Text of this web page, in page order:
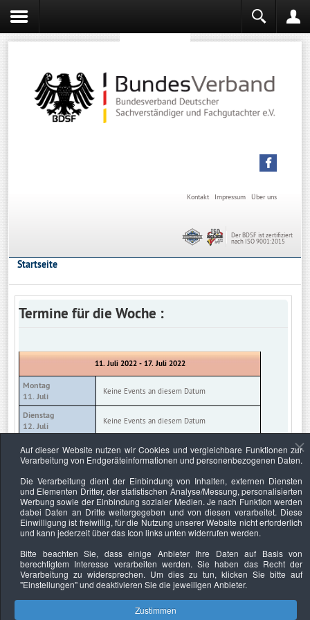
Über uns
Impressum
Kontakt
Der BDSF ist zertifiziert
nach ISO 9001:2015
Startseite
Termine für die Woche :
11. Juli 2022 - 17. Juli 2022
Montag
11. Juli
Keine Events an diesem Datum
Dienstag
12. Juli
Keine Events an diesem Datum
Mittwoch
13. Juli
Keine Events an diesem Datum
14. Juli
Keine Events an diesem Datum
Freitag
15. Juli
Keine Events an diesem Datum
Samstag
Sonntag
17. Juli
Keine Events an diesem Datum
Auf dieser Website nutzen wir Cookies und vergleichbare Funktionen zur
Verarbeitung von Endgeräteinformationen und personenbezogenen Daten.
Die Verarbeitung dient der Einbindung von Inhalten, externen Diensten
und Elementen Dritter, der statistischen Analyse/Messung, personalisierten
Werbung sowie der Einbindung sozialer Medien. Je nach Funktion werden
dabei Daten an Dritte weitergegeben und von diesen verarbeitet. Diese
Einwilligung ist freiwillig, für die Nutzung unserer Website nicht erforderlich
und kann jederzeit über das Icon links unten widerrufen werden.
Bitte beachten Sie, dass einige Anbieter Ihre Daten auf Basis von
berechtigtem Interesse verarbeiten werden. Sie haben das Recht der
Verarbeitung zu widersprechen. Um dies zu tun, klicken Sie bitte auf
"Einstellungen"und deaktivieren Sie die jeweiligen Anbieter.
Zustimmen